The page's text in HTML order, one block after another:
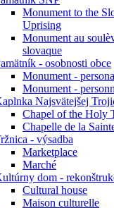
Monument to the
Uprising
Monument au
slovaque
- osobnosti obce
Monument -
Monument -
Najsvätejšej
Chapel of the Holy
Chapelle de la
- výsadba
Marketplace
Marché
dom -
Cultural house
Maison culturelle